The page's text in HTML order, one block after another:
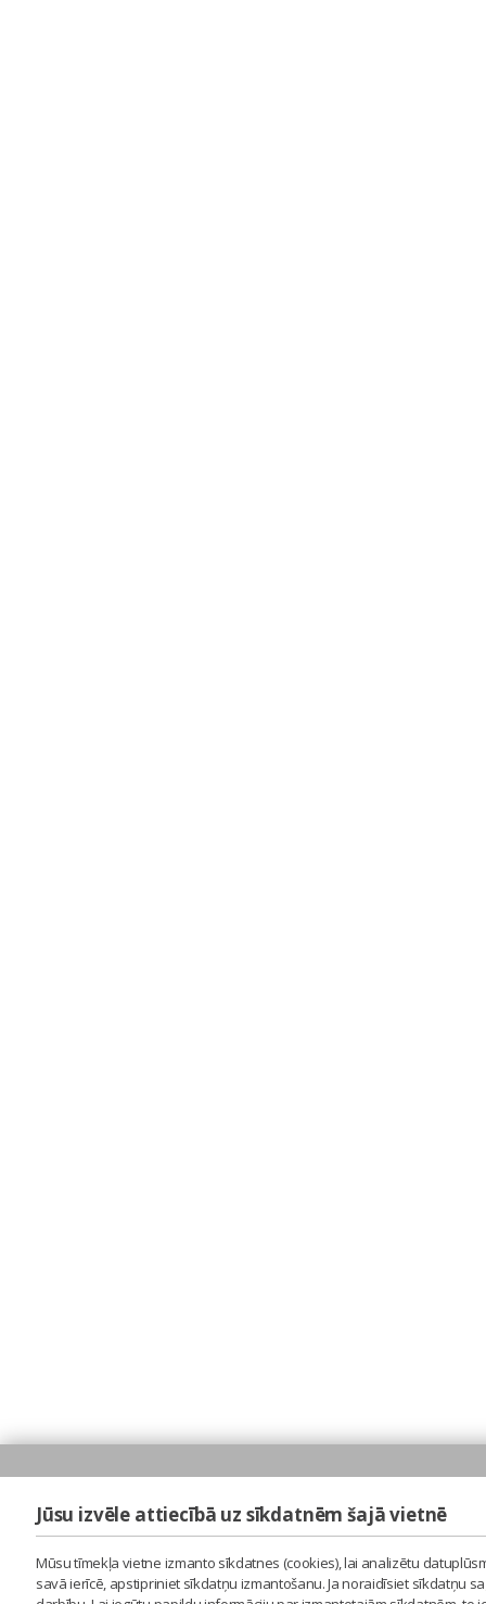
Jūsu izvēle attiecībā uz sīkdatnēm šajā vietnē
Mūsu tīmekļa vietne izmanto sīkdatnes (cookies), lai analizētu
savā ierīcē, apstipriniet sīkdatņu izmantošanu. Ja noraidīsiet sīkdatņu